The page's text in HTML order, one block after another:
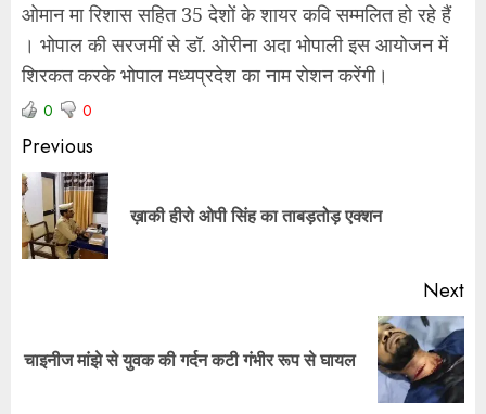
ओमान मा रिशास सहित 35 देशों के शायर कवि सम्मलित हो रहे हैं
। भोपाल की सरजमीं से डॉ. ओरीना अदा भोपाली इस आयोजन में
शिरकत करके भोपाल मध्यप्रदेश का नाम रोशन करेंगी।
0 0
Previous
ख़ाकी हीरो ओपी सिंह का ताबड़तोड़ एक्शन
Next
चाइनीज मांझे से युवक की गर्दन कटी गंभीर रूप से घायल